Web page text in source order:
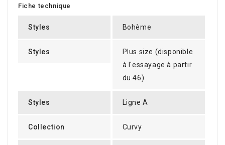
Fiche technique
Styles Bohème
Styles
Plus size (disponible
à l'essayage à partir
du 46)
Styles Ligne A
Collection Curvy